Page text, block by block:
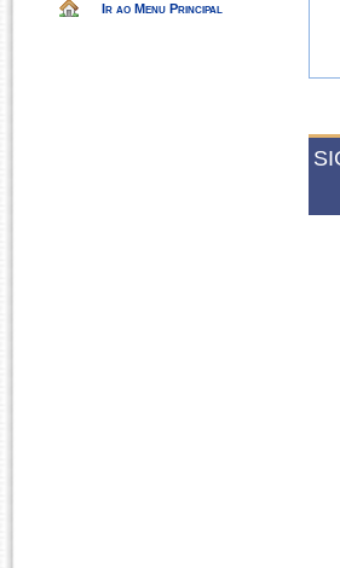
Ir ao Menu Principal